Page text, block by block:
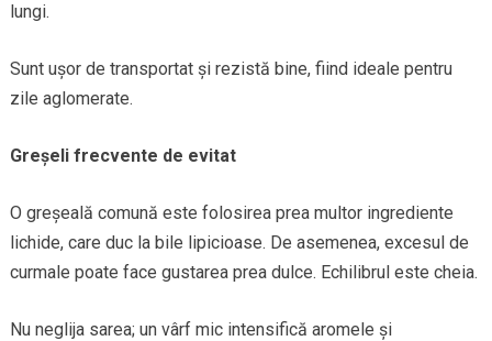
lungi.
Sunt ușor de transportat și rezistă bine, fiind ideale pentru
zile aglomerate.
Greșeli frecvente de evitat
O greșeală comună este folosirea prea multor ingrediente
lichide, care duc la bile lipicioase. De asemenea, excesul de
curmale poate face gustarea prea dulce. Echilibrul este cheia.
Nu neglija sarea; un vârf mic intensifică aromele și